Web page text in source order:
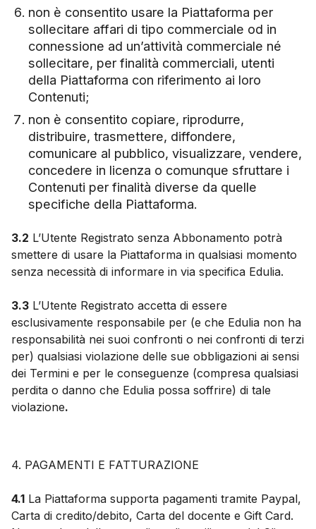
non è consentito usare la Piattaforma per
sollecitare affari di tipo commerciale od in
connessione ad un’attività commerciale né
sollecitare, per finalità commerciali, utenti
della Piattaforma con riferimento ai loro
Contenuti;
non è consentito copiare, riprodurre,
distribuire, trasmettere, diffondere,
comunicare al pubblico, visualizzare, vendere,
concedere in licenza o comunque sfruttare i
Contenuti per finalità diverse da quelle
specifiche della Piattaforma.
3.2 L’Utente Registrato senza Abbonamento potrà
smettere di usare la Piattaforma in qualsiasi momento
senza necessità di informare in via specifica Edulia.
3.3 L’Utente Registrato accetta di essere
esclusivamente responsabile per (e che Edulia non ha
responsabilità nei suoi confronti o nei confronti di terzi
per) qualsiasi violazione delle sue obbligazioni ai sensi
dei Termini e per le conseguenze (compresa qualsiasi
perdita o danno che Edulia possa soffrire) di tale
violazione.
4. PAGAMENTI E FATTURAZIONE
4.1 La Piattaforma supporta pagamenti tramite Paypal,
Carta di credito/debito, Carta del docente e Gift Card.